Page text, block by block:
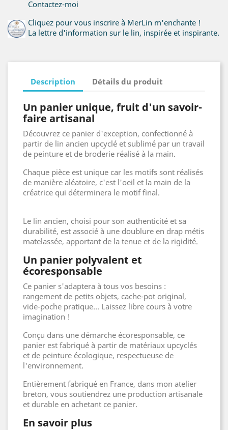
Contactez-moi
Cliquez pour vous inscrire à MerLin m'enchante !
La lettre d'information sur le lin, inspirée et inspirante.
Description Détails du produit
Un panier unique, fruit d'un savoir-
faire artisanal
Découvrez ce panier d'exception, confectionné à
partir de lin ancien upcyclé et sublimé par un travail
de peinture et de broderie réalisé à la main.
Chaque pièce est unique car les motifs sont réalisés
de manière aléatoire, c'est l'oeil et la main de la
créatrice qui déterminera le motif final.
Le lin ancien, choisi pour son authenticité et sa
durabilité, est associé à une doublure en drap métis
matelassée, apportant de la tenue et de la rigidité.
Un panier polyvalent et
écoresponsable
Ce panier s'adaptera à tous vos besoins :
rangement de petits objets, cache-pot original,
vide-poche pratique... Laissez libre cours à votre
imagination !
Conçu dans une démarche écoresponsable, ce
panier est fabriqué à partir de matériaux upcyclés
et de peinture écologique, respectueuse de
l'environnement.
Entièrement fabriqué en France, dans mon atelier
breton, vous soutiendrez une production artisanale
et durable en achetant ce panier.
En savoir plus